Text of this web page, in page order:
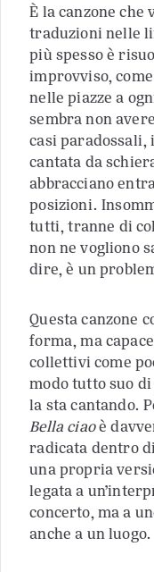
È la canzone
traduzioni nelle
più spesso è
improvviso,
nelle piazze a
sembra non
casi paradossali,
cantata da
abbracciano
posizioni.
tutti, tranne di
non ne vogliono
dire, è un
Questa canzone
forma, ma
collettivi come
modo tutto suo
la sta cantando.
Bella ciaoè
radicata dentro
una propria
legata a
concerto, ma a
anche a un luogo.